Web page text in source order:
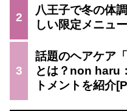
2
八王子で冬の体
しい限定メニュ
3
話題のヘアケア
とは？non haru
トメントを紹介